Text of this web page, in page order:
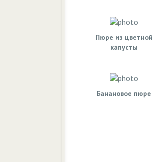
Пюре из цветной
капусты
Банановое пюре